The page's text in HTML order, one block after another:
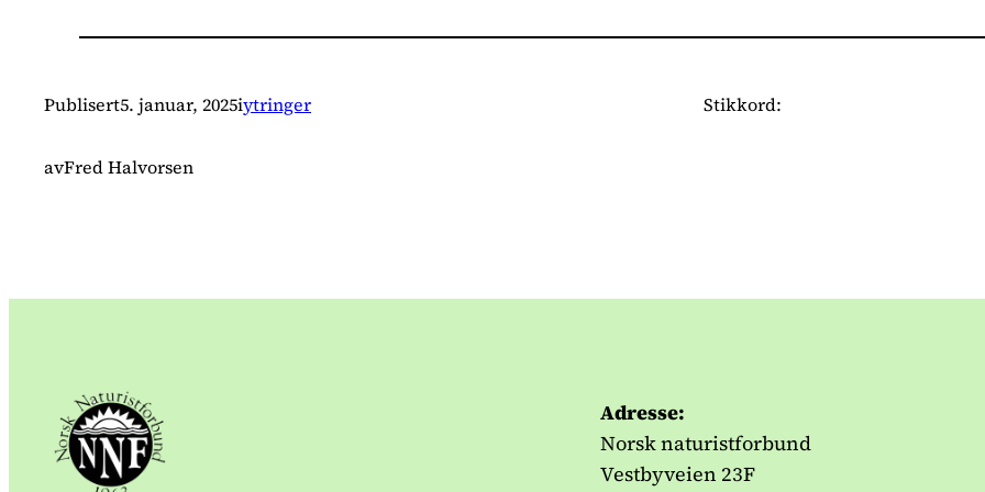
Publisert5. januar, 2025iytringer
avFred Halvorsen
Stikkord:
Adresse:
Norsk naturistforbund
Vestbyveien 23F